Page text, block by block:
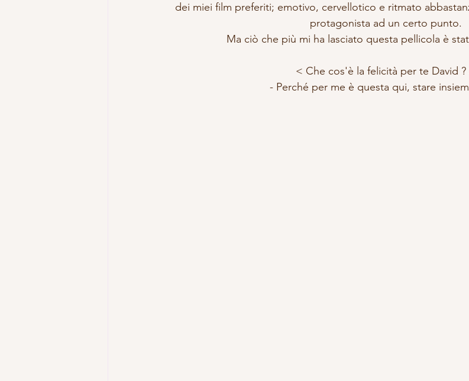
dei miei film preferiti; emotivo, cervellotico e ritmato
protagonista ad un certo punto.
Ma ciò che più mi ha lasciato questa pellicola è
< Che cos'è la felicità per te David ?
- Perché per me è questa qui, stare